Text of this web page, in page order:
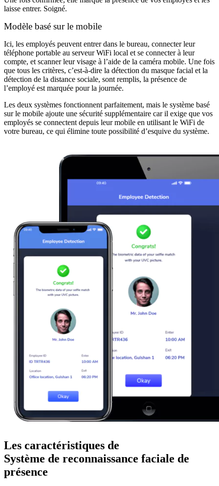
laisse entrer. Soigné.
Modèle basé sur le mobile
Ici, les employés peuvent entrer dans le bureau, connecter leur
téléphone portable au serveur WiFi local et se connecter à leur
compte, et scanner leur visage à l’aide de la caméra mobile. Une fois
que tous les critères, c’est-à-dire la détection du masque facial et la
détection de la distance sociale, sont remplis, la présence de
l’employé est marquée pour la journée.
Les deux systèmes fonctionnent parfaitement, mais le système basé
sur le mobile ajoute une sécurité supplémentaire car il exige que vos
employés se connectent depuis leur mobile en utilisant le WiFi de
votre bureau, ce qui élimine toute possibilité d’esquive du système.
Les caractéristiques de
Système de reconnaissance faciale de
présence